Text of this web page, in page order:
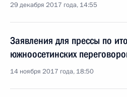
29 декабря 2017 года, 14:55
Заявления для прессы по
южноосетинских
14 ноября 2017 года, 18:50